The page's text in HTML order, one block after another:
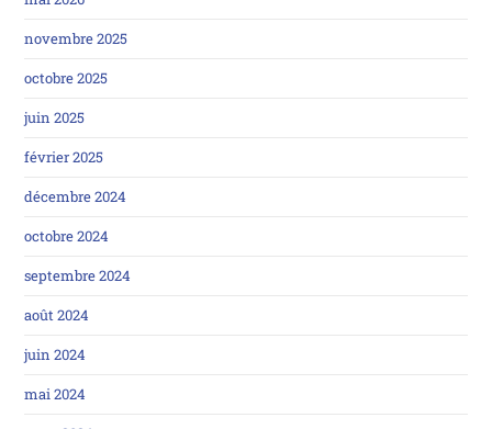
novembre 2025
octobre 2025
juin 2025
février 2025
décembre 2024
octobre 2024
septembre 2024
août 2024
juin 2024
mai 2024